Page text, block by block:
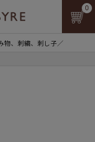
物、刺繍、刺し子／
0